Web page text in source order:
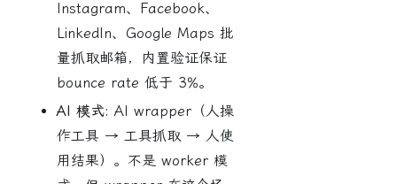
Instagram、Facebook、
LinkedIn、Google Maps 批
量抓取邮箱，内置验证保证
bounce rate 低于 3%。
AI 模式: AI wrapper（人操
作工具 → 工具抓取 → 人使
用结果）。不是 worker 模